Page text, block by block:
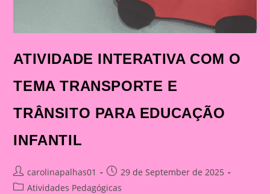
ATIVIDADE INTERATIVA COM O
TEMA TRANSPORTE E
TRÂNSITO PARA EDUCAÇÃO
INFANTIL
Post
author:
carolinapalhas01
Post
published:
29 de September de 2025
PostAtividades Pedagógicas